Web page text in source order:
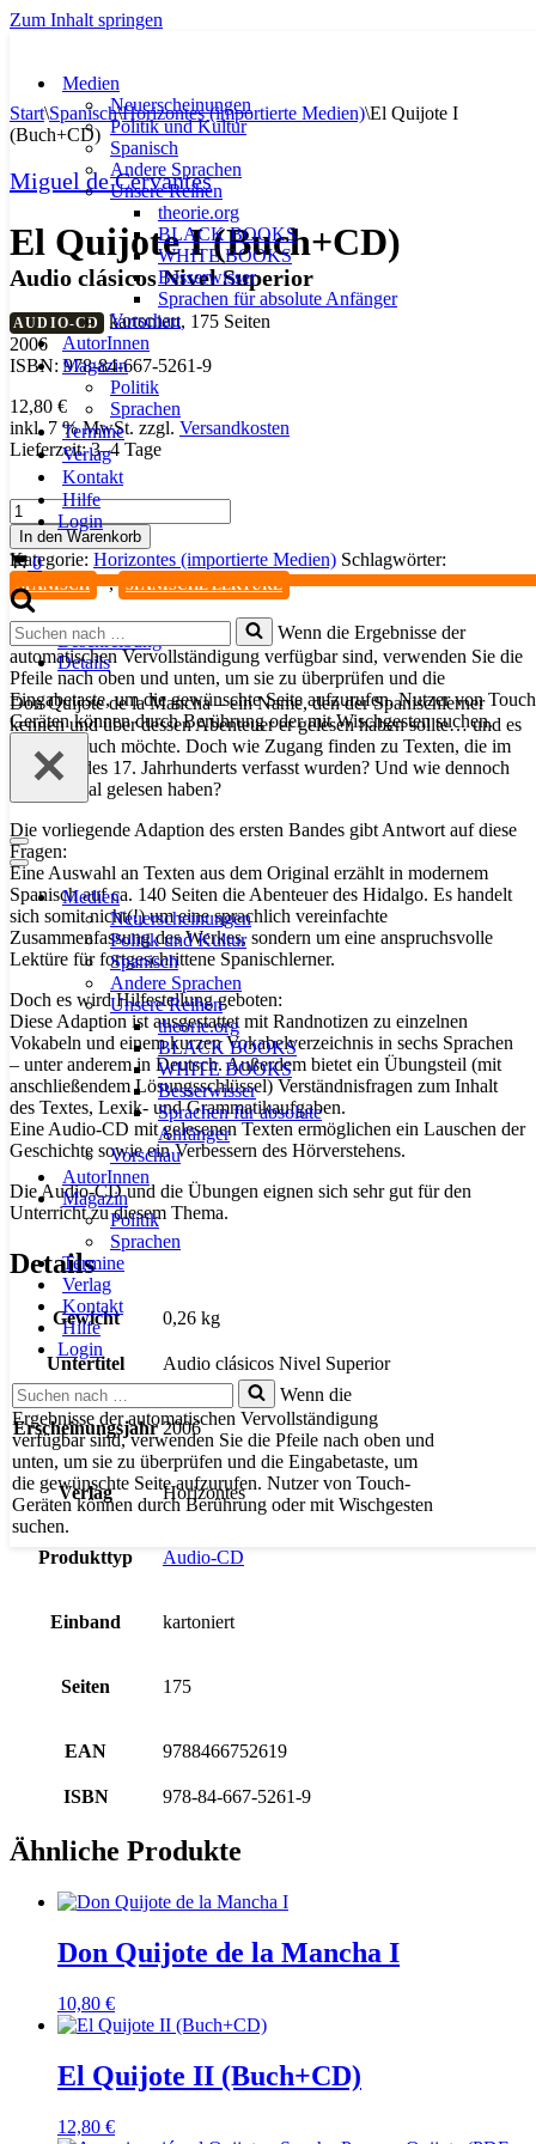
Zum Inhalt springen
Medien
Neuerscheinungen
Politik und Kultur
Spanisch
Andere Sprachen
Unsere Reihen
theorie.org
BLACK BOOKS
WHITE BOOKS
Besserwisser
Sprachen für absolute Anfänger
Vorschau
AutorInnen
Magazin
Politik
Sprachen
Termine
Verlag
Kontakt
Hilfe
Login
Warenkorb
0
Suchen
nach …
Wenn die Ergebnisse der
automatischen Vervollständigung verfügbar sind, verwenden Sie die
Pfeile nach oben und unten, um sie zu überprüfen und die
Eingabetaste, um die gewünschte Seite aufzurufen. Nutzer von
Geräten können durch Berührung oder mit Wischgesten suchen.
Navigationsmenü
Navigationsmenü
Medien
Neuerscheinungen
Politik und Kultur
Spanisch
Andere Sprachen
Unsere Reihen
theorie.org
BLACK BOOKS
WHITE BOOKS
Besserwisser
Sprachen für absolute
Anfänger
Vorschau
AutorInnen
Magazin
Politik
Sprachen
Termine
Verlag
Kontakt
Hilfe
Login
Suchen
nach …
Wenn die
Ergebnisse der automatischen Vervollständigung
verfügbar sind, verwenden Sie die Pfeile nach oben und
unten, um sie zu überprüfen und die Eingabetaste, um
die gewünschte Seite aufzurufen. Nutzer von Touch-
Geräten können durch Berührung oder mit Wischgesten
suchen.
Start\Spanisch\Horizontes (importierte Medien)\El Quijote I
(Buch+CD)
Miguel de Cervantes
El Quijote I (Buch+CD)
Audio clásicos Nivel Superior
AUDIO-CD kartoniert, 175 Seiten
2006
ISBN: 978-84-667-5261-9
12,80 €
inkl. 7 % MwSt. zzgl. Versandkosten
Lieferzeit:3–4 Tage
El
Quijote
I
(Buch+CD)
Menge
In den Warenkorb
Kategorie: Horizontes (importierte Medien) Schlagwörter:
SPANISCH , SPANISCHE LEKTÜRE
Beschreibung
Details
Don Quijote de la Mancha – ein Name, den der Spanischlerner
kennen und über dessen Abenteuer er gelesen haben sollte… und es
natürlich auch möchte. Doch wie Zugang finden zu Texten, die im
Spanisch des 17. Jahrhunderts verfasst wurden? Und wie dennoch
das Original gelesen haben?
Die vorliegende Adaption des ersten Bandes gibt Antwort auf diese
Fragen:
Eine Auswahl an Texten aus dem Original erzählt in modernem
Spanisch auf ca. 140 Seiten die Abenteuer des Hidalgo. Es handelt
sich somit nicht(!) um eine sprachlich vereinfachte
Zusammenfassung des Werkes, sondern um eine anspruchsvolle
Lektüre für fortgeschrittene Spanischlerner.
Doch es wird Hilfestellung geboten:
Diese Adaption ist ausgestattet mit Randnotizen zu einzelnen
Vokabeln und einem kurzen Vokabelverzeichnis in sechs Sprachen
– unter anderem in Deutsch. Außerdem bietet ein Übungsteil (mit
anschließendem Lösungsschlüssel) Verständnisfragen zum Inhalt
des Textes, Lexik- und Grammatikaufgaben.
Eine Audio-CD mit gelesenen Texten ermöglichen ein Lauschen der
Geschichte sowie ein Verbessern des Hörverstehens.
Die Audio-CD und die Übungen eignen sich sehr gut für den
Unterricht zu diesem Thema.
Details
Gewicht 0,26 kg
Untertitel Audio clásicos Nivel Superior
Erscheinungsjahr 2006
Verlag Horizontes
Produkttyp Audio-CD
Einband kartoniert
Seiten 175
EAN 9788466752619
ISBN 978-84-667-5261-9
Ähnliche Produkte
Don Quijote de la Mancha I
10,80 €
El Quijote II (Buch+CD)
12,80 €